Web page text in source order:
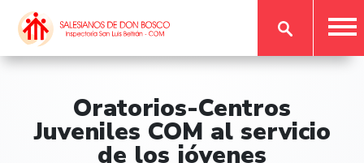
Oratorios-Centros
Juveniles COM al servicio
de los jóvenes